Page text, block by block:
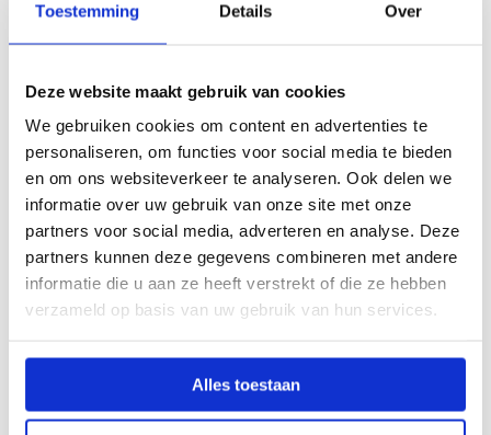
Toestemming Details Over
Deze website maakt gebruik van cookies
We gebruiken cookies om content en advertenties te
personaliseren, om functies voor social media te bieden
en om ons websiteverkeer te analyseren. Ook delen we
informatie over uw gebruik van onze site met onze
partners voor social media, adverteren en analyse. Deze
partners kunnen deze gegevens combineren met andere
informatie die u aan ze heeft verstrekt of die ze hebben
verzameld op basis van uw gebruik van hun services.
Alles toestaan
Aantal
mbo-
blijft
dalen
25-10-2024
MBO Raad: Kabinetsbezuinigingen bedreigen
toekomst mbo-onderwijs
Lees
meer
over
MBO
Raad:
Kabinetsbezuinigingen
toekomst
onderwijs